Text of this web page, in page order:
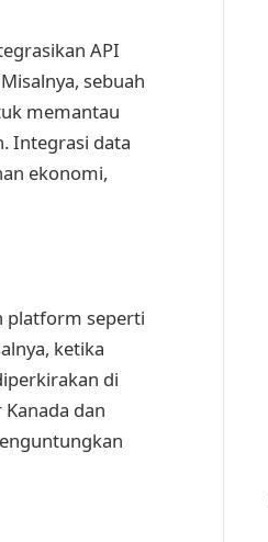
API
sebuah
memantau
Integrasi data
ekonomi,
platform seperti
ketika
di
dan